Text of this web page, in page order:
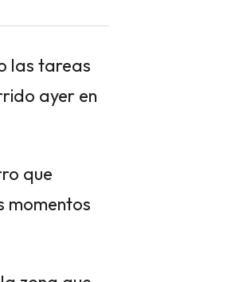
las tareas
ayer en
que
momentos